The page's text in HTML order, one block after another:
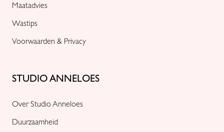
STUDIO ANNELOES
Over Studio Anneloes
Duurzaamheid
Maatadvies
Wastips
Voorwaarden & Privacy